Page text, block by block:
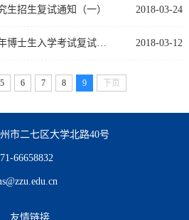
2018-03-24
生招生复试通知（一）
2018-03-12
郑州大学医学科学院2018年博士生入学考试复试通知
5 6 7 8 9 下页
市二七区大学北路40号
66658832
友情链接